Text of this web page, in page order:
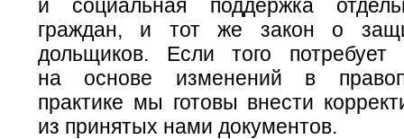
и социальная поддержка
граждан, и тот же закон о
дольщиков. Если того потребует
на основе изменений в
практике мы готовы внести
из принятых нами документов.